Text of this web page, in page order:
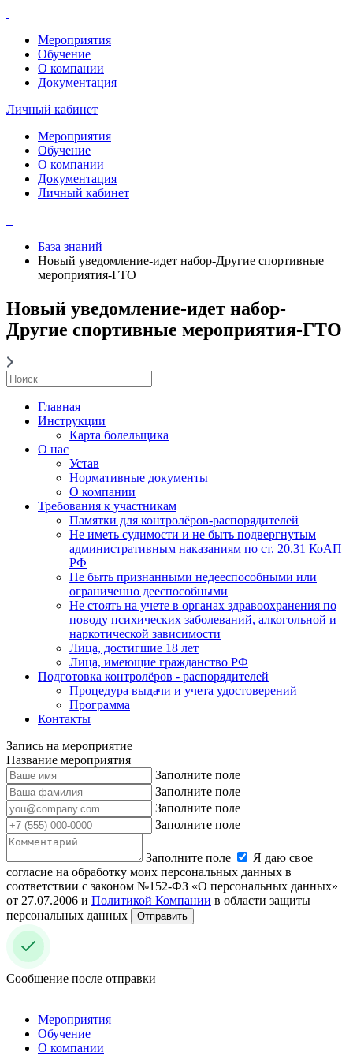
Мероприятия
Обучение
О компании
Документация
Личный кабинет
Мероприятия
Обучение
О компании
Документация
Личный кабинет
База знаний
Новый уведомление-идет набор-Другие спортивные
мероприятия-ГТО
Новый уведомление-идет набор-
Другие спортивные мероприятия-ГТО
Главная
Инструкции
Карта болельщика
О нас
Устав
Нормативные документы
О компании
Требования к участникам
Памятки для контролёров-распорядителей
Не иметь судимости и не быть подвергнутым
административным наказаниям по ст. 20.31 КоАП
РФ
Не быть признанными недееспособными или
ограниченно дееспособными
Не стоять на учете в органах здравоохранения по
поводу психических заболеваний, алкогольной и
наркотической зависимости
Лица, достигшие 18 лет
Лица, имеющие гражданство РФ
Подготовка контролёров - распорядителей
Процедура выдачи и учета удостоверений
Программа
Контакты
Запись на мероприятие
Название мероприятия
Заполните поле
Заполните поле
Заполните поле
Заполните поле
Заполните поле
Я даю свое
согласие на обработку моих персональных данных в
соответствии с законом №152-ФЗ «О персональных данных»
от 27.07.2006 и Политикой Компании в области защиты
персональных данных
Отправить
Сообщение после отправки
Мероприятия
Обучение
О компании